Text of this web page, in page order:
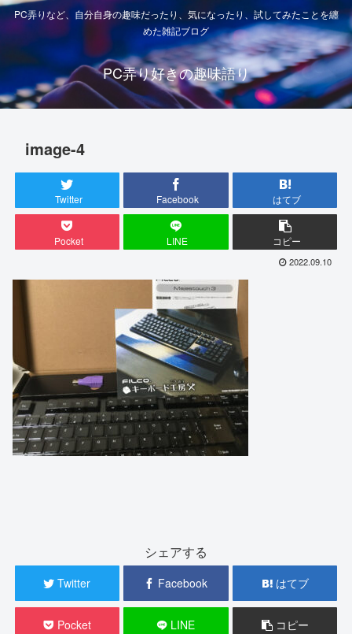
PC弄りなど、自分自身の趣味だったり、気になったり、試してみたことを纏
めた雑記ブログ
PC弄り好きの趣味語り
image-4
Twitter Facebook はてブ
Pocket LINE コピー
2022.09.10
シェアする
Twitter Facebook はてブ
Pocket LINE コピー